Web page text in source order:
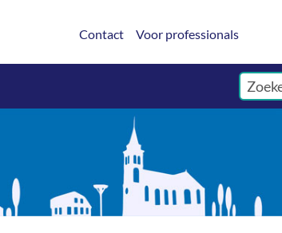
Contact Voor professionals